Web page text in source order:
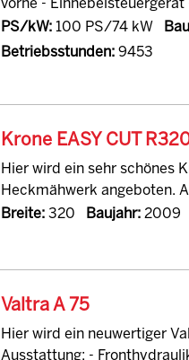
vorne - Einhebelsteuergerät
PS/kW:100 PS/74 kW
Betriebsstunden:9453
Krone EASY CUT
Hier wird ein sehr schönes
Heckmähwerk angeboten.
Breite:320 Baujahr:2009
Valtra A 75
Hier wird ein neuwertiger
Ausstattung: -